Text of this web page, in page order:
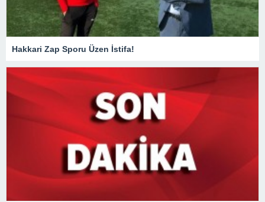
Hakkari Zap Sporu Üzen İstifa!